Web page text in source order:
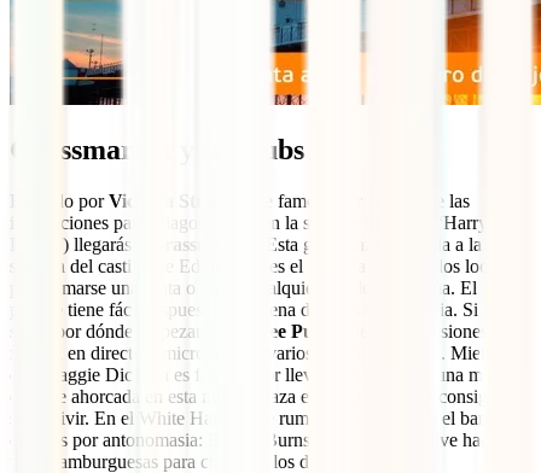
Grassmarket y sus pubs
Bajando porVictoria Street
(calle famosa por ser una de las
inspiraciones para Diagon Alley, en la saga de libros de “Harry
Potter”) llegarás a
Grassmarket
. Esta gran plaza alargada a la
sombra del castillo de Edimburgo es el lugar favorito de los locales
para tomarse una pinta o varias cualquier día de la semana. El
porqué tiene fácil respuesta: está llena de pubs con historia. Si no
sabes por dónde empezar, en el
Wee Pub
suelen tener sesiones de
música en directo y micro abierto varios días a la semana. Mientras
que Maggie Dickson es famoso por llevar el nombre de una mujer
que fue ahorcada en esta misma plaza en 1724 pero que consiguió
sobrevivir. En el White Hart Inn se rumorea que se alojó el bardo
escocés por antonomasia: Robert Burns. Y en The Beehive hacen
unas hamburguesas para chuparse los dedos.